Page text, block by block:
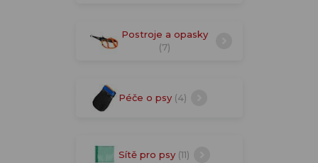
Postroje a opasky
(7)
Péče o psy (4)
Sítě pro psy (11)